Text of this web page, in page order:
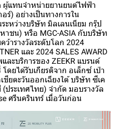
ผู้แทนจำหน่ายยานยนต์ไฟฟ้า
ร์) อย่างเป็นทางการใน
ะหว่างบริษัท มิลเลนเนียม กรุ๊ป
าชน) หรือ MGC-ASIA กับบริษัท
ารางวัลระดับโลก 2024
และ 2024 SALES AWARD
ะบริการของ ZEEKR แบรนด์
ดยได้รับเกียรติจาก อเล็กซ์ เป่า
ชียตะวันออกเฉียงใต้ บริษัท ซีเค
ประเทศไทย) จำกัด มอบรางวัล
ศรีนครินทร์ เมื่อวันก่อน